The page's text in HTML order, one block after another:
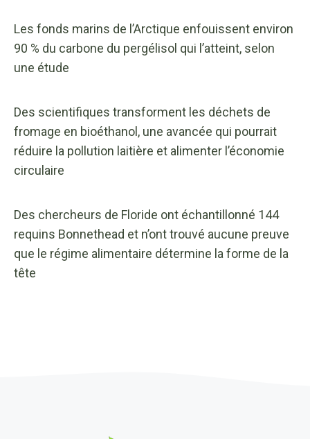
Les fonds marins de l’Arctique enfouissent environ
90 % du carbone du pergélisol qui l’atteint, selon
une étude
Des scientifiques transforment les déchets de
fromage en bioéthanol, une avancée qui pourrait
réduire la pollution laitière et alimenter l’économie
circulaire
Des chercheurs de Floride ont échantillonné 144
requins Bonnethead et n’ont trouvé aucune preuve
que le régime alimentaire détermine la forme de la
tête